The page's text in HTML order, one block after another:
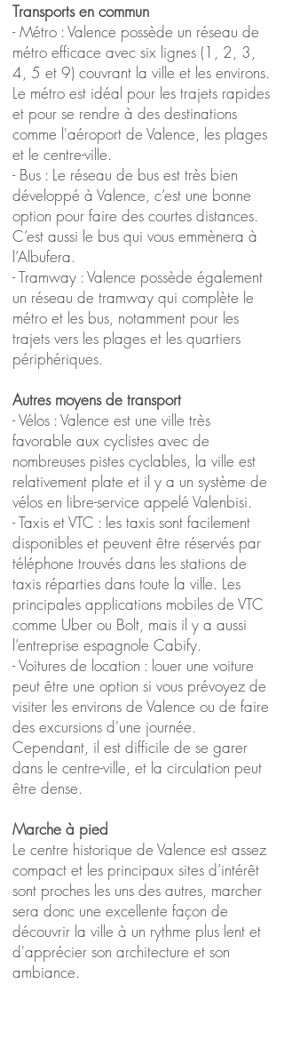
Transports en commun
- Métro : Valence possède un réseau de
métro efficace avec six lignes (1, 2, 3,
4, 5 et 9) couvrant la ville et les environs.
Le métro est idéal pour les trajets rapides
et pour se rendre à des destinations
comme l'aéroport de Valence, les plages
et le centre-ville.
- Bus : Le réseau de bus est très bien
développé à Valence, c’est une bonne
option pour faire des courtes distances.
C’est aussi le bus qui vous emmènera à
l’Albufera.
- Tramway : Valence possède également
un réseau de tramway qui complète le
métro et les bus, notamment pour les
trajets vers les plages et les quartiers
périphériques.
Autres moyens de transport
- Vélos : Valence est une ville très
favorable aux cyclistes avec de
nombreuses pistes cyclables, la ville est
relativement plate et il y a un système de
vélos en libre-service appelé Valenbisi.
- Taxis et VTC : les taxis sont facilement
disponibles et peuvent être réservés par
téléphone trouvés dans les stations de
taxis réparties dans toute la ville. Les
principales applications mobiles de VTC
comme Uber ou Bolt, mais il y a aussi
l’entreprise espagnole Cabify.
- Voitures de location : louer une voiture
peut être une option si vous prévoyez de
visiter les environs de Valence ou de faire
des excursions d'une journée.
Cependant, il est difficile de se garer
dans le centre-ville, et la circulation peut
être dense.
Marche à pied
Le centre historique de Valence est assez
compact et les principaux sites d’intérêt
sont proches les uns des autres, marcher
sera donc une excellente façon de
découvrir la ville à un rythme plus lent et
d'apprécier son architecture et son
ambiance.